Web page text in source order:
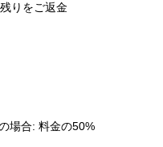
りをご返金
場合: 料金の50%